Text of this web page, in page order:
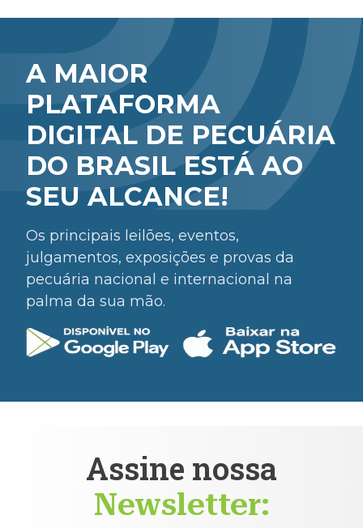
A MAIOR
PLATAFORMA
DIGITAL DE PECUÁRIA
DO BRASIL ESTÁ AO
SEU ALCANCE!
Os principais leilões, eventos,
julgamentos, exposições e provas da
pecuária nacional e internacional na
palma da sua mão.
Assine nossa
Newsletter: